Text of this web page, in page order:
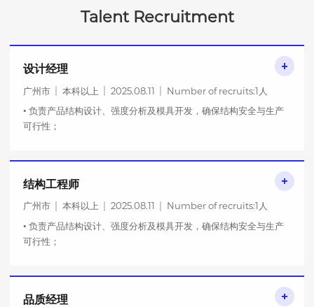
Talent Recruitment
设计经理
广州市 本科以上 2025.08.11 Number of recruits:1人
• 负责产品结构设计、强度分析及模具开发，确保结构安全与生产
可行性；
结构工程师
广州市 本科以上 2025.08.11 Number of recruits:1人
• 负责产品结构设计、强度分析及模具开发，确保结构安全与生产
可行性；
品质经理